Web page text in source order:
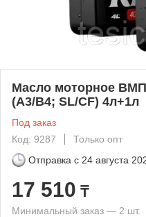
Масло моторное
(A3/B4; SL/CF) 4л+1л
Под заказ
Код: 9287
Только опт
Отправка с 24 августа
17 510 ₸
Минимальный заказ — 2 шт.